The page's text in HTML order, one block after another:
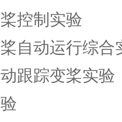
控制实验
自动运行综合
跟踪变桨实验